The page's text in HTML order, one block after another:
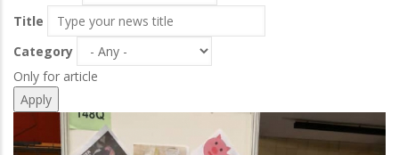
Title
Category
Only for article